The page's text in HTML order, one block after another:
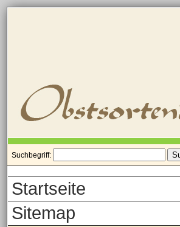
Suchbegriff:
Startseite
Sitemap